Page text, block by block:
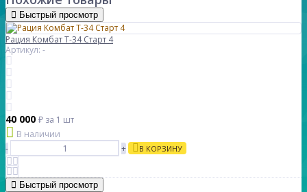
Быстрый просмотр
Рация Комбат Т-34 Старт 4
Артикул: -
40 000 ₽ за 1 шт
В наличии
-
+ В КОРЗИНУ
Быстрый просмотр